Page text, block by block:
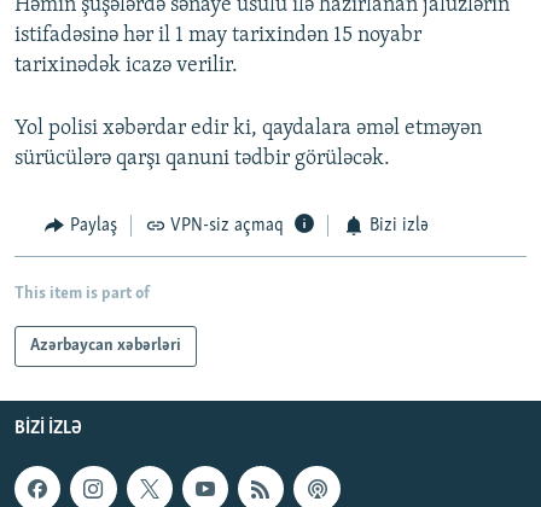
Həmin şüşələrdə sənaye üsulu ilə hazırlanan jalüzlərin
istifadəsinə hər il 1 may tarixindən 15 noyabr
tarixinədək icazə verilir.
Yol polisi xəbərdar edir ki, qaydalara əməl etməyən
sürücülərə qarşı qanuni tədbir görüləcək.
Paylaş VPN-siz açmaq Bizi izlə
This item is part of
Azərbaycan xəbərləri
BIZI IZLƏ